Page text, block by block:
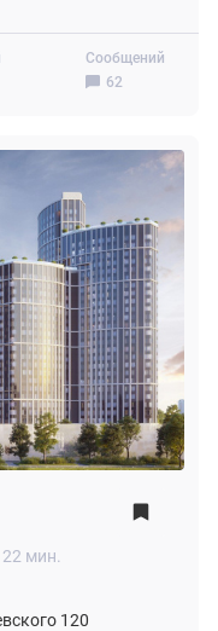
Сообщений
62
22 мин.
120